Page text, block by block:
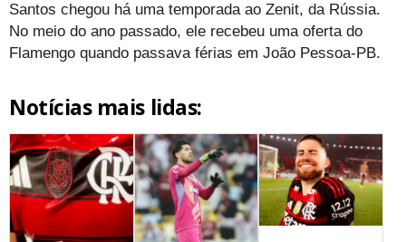
Santos chegou há uma temporada ao Zenit, da Rússia.
No meio do ano passado, ele recebeu uma oferta do
Flamengo quando passava férias em João Pessoa-PB.
Notícias mais lidas: